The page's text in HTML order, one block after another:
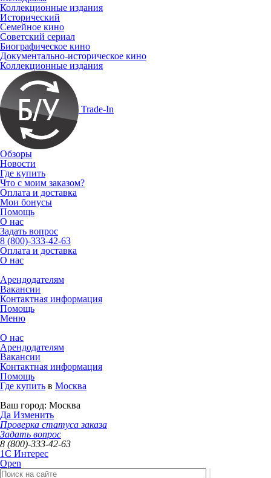
Коллекционные издания
Исторический
Семейное кино
Советский сериал
Биографическое кино
Документально-историческое кино
Коллекционные издания
Trade-In
Обзоры
Новости
Где купить
Что с моим заказом?
Оплата и доставка
Мои бонусы
Помощь
О нас
Задать вопрос
8 (800)-333-42-63
Оплата и доставка
О нас
Арендодателям
Вакансии
Контактная информация
Помощь
Меню
О нас
Арендодателям
Вакансии
Контактная информация
Помощь
Где купить в Москва
Ваш город: Москва
Да Изменить
Проверка статуса заказа
Задать вопрос
8 (800)-333-42-63
1C Интерес
Open